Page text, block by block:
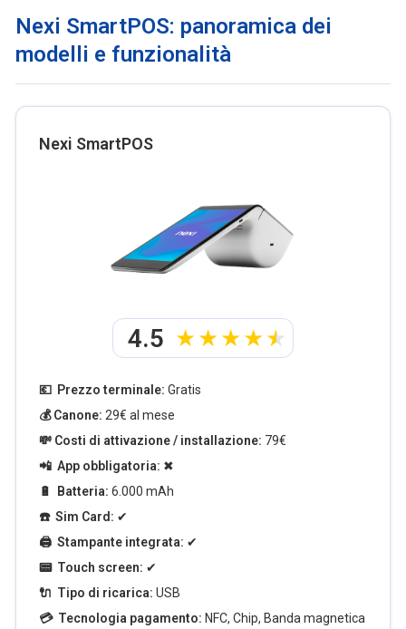
Nexi SmartPOS: panoramica dei
modelli e funzionalità
Nexi SmartPOS
4.5
💶 Prezzo terminale:Gratis
💰 Canone: 29€ al mese
💸 Costi di attivazione / installazione: 79€
📲 App obbligatoria: ✖
🔋 Batteria: 6.000 mAh
☎️ Sim Card: ✔
🖨️ Stampante integrata: ✔
📟 Touch screen: ✔
🔌 Tipo di ricarica:USB
💳 Tecnologia pagamento: NFC, Chip, Banda magnetica